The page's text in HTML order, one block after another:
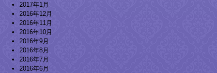
2017年1月
2016年12月
2016年11月
2016年10月
2016年9月
2016年8月
2016年7月
2016年6月